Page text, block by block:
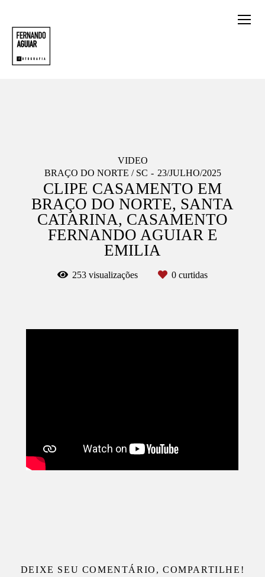
VIDEO
BRAÇO DO NORTE / SC
23/JULHO/2025
CLIPE CASAMENTO EM
BRAÇO DO NORTE, SANTA
CATARINA, CASAMENTO
FERNANDO AGUIAR E
EMILIA
253 visualizações 0 curtidas
DEIXE SEU COMENTÁRIO, COMPARTILHE!